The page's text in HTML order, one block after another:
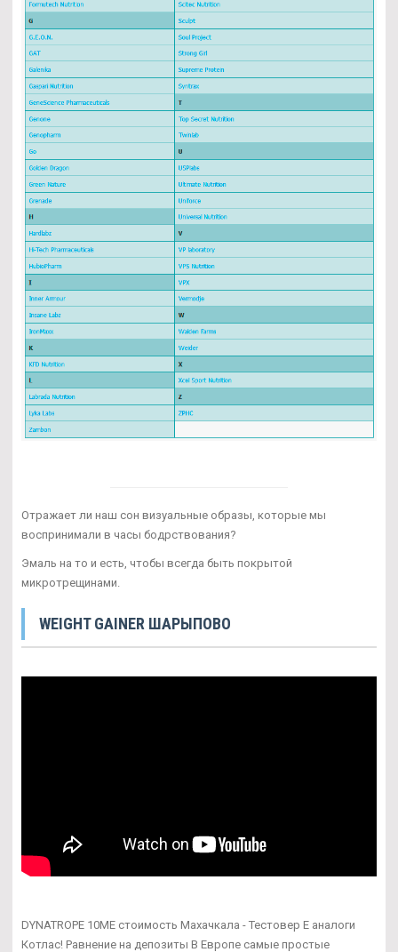
Отражает ли наш сон визуальные образы, которые мы
воспринимали в часы бодрствования?
Эмаль на то и есть, чтобы всегда быть покрытой
микротрещинами.
WEIGHT GAINER ШАРЫПОВО
DYNATROPE 10ME стоимость Махачкала - Тестовер Е аналоги
Котлас! Равнение на депозиты В Европе самые простые